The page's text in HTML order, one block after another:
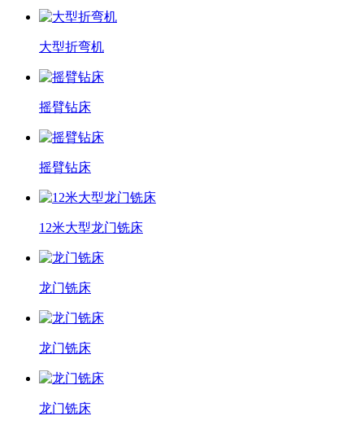
大型折弯机
摇臂钻床
摇臂钻床
12米大型龙门铣床
龙门铣床
龙门铣床
龙门铣床